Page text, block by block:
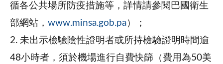
循各公共場所防疫措施等，詳情請參閱巴國衛生
部網站， www.minsa.gob.pa）；
2. 未出示檢驗陰性證明者或所持檢驗證明時間逾
48小時者，須於機場進行自費快篩（費用為50美